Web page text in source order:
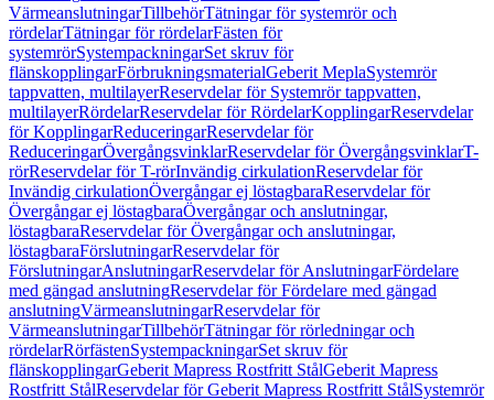
VärmeanslutningarTillbehörTätningar för systemrör och
rördelarTätningar för rördelarFästen för
systemrörSystempackningarSet skruv för
flänskopplingarFörbrukningsmaterialGeberit MeplaSystemrör
tappvatten, multilayerReservdelar för Systemrör tappvatten,
multilayerRördelarReservdelar för RördelarKopplingarReservdelar
för KopplingarReduceringarReservdelar för
ReduceringarÖvergångsvinklarReservdelar för ÖvergångsvinklarT-
rörReservdelar för T-rörInvändig cirkulationReservdelar för
Invändig cirkulationÖvergångar ej löstagbaraReservdelar för
Övergångar ej löstagbaraÖvergångar och anslutningar,
löstagbaraReservdelar för Övergångar och anslutningar,
löstagbaraFörslutningarReservdelar för
FörslutningarAnslutningarReservdelar för AnslutningarFördelare
med gängad anslutningReservdelar för Fördelare med gängad
anslutningVärmeanslutningarReservdelar för
VärmeanslutningarTillbehörTätningar för rörledningar och
rördelarRörfästenSystempackningarSet skruv för
flänskopplingarGeberit Mapress Rostfritt StålGeberit Mapress
Rostfritt StålReservdelar för Geberit Mapress Rostfritt StålSystemrör